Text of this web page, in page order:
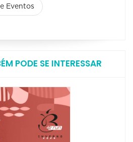
Eventos
PODE SE INTERESSAR